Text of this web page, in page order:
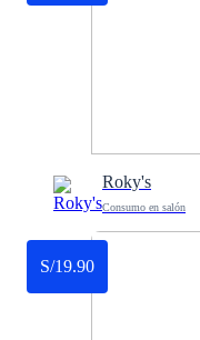
Roky's
Consumo en salón
S/19.90